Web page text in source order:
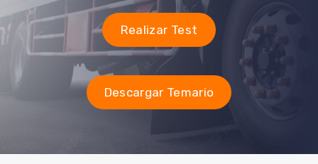
Realizar Test
Descargar Temario